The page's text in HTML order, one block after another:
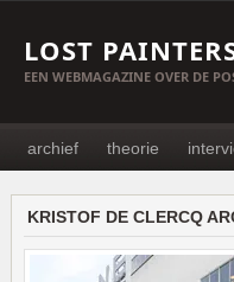
LOST
EEN WEBMAGAZINE OVER DE
archief theorie
KRISTOF DE CLERCQ